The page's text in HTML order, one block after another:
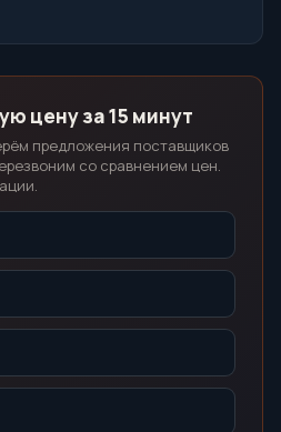
цену за 15 минут
предложения поставщиков
со сравнением цен.